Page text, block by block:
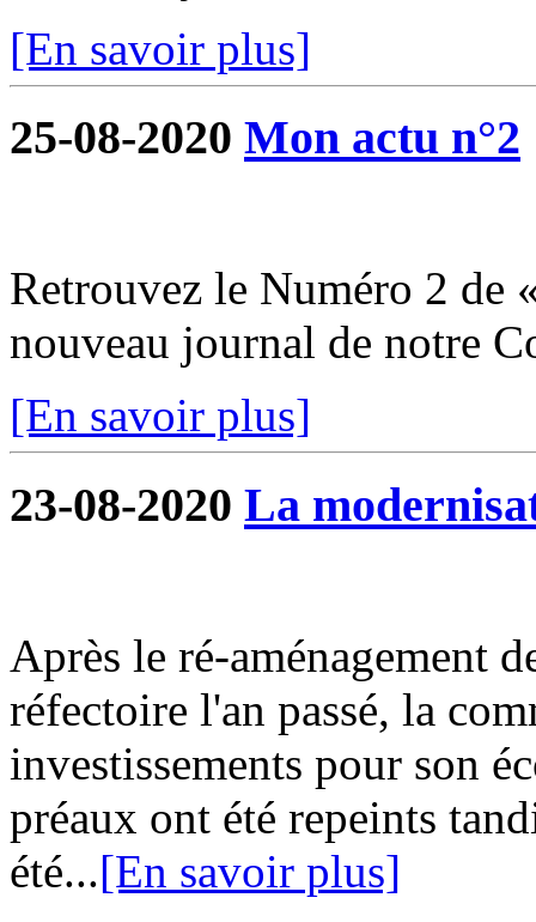
[En savoir plus]
25-08-2020 Mon actu n°2
Retrouvez le Numéro 2 de
nouveau journal de notre
[En savoir plus]
23-08-2020 La
Après le ré-aménagement
réfectoire l'an passé, la
investissements pour son
préaux ont été repeints
été...[En savoir plus]